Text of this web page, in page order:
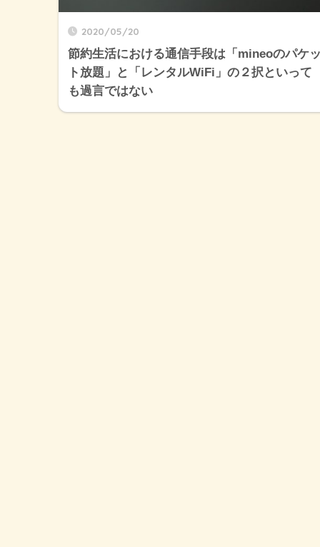
2020/05/20
節約生活における通信手段は「mineoのパケ
ト放題」と「レンタルWiFi」の２択といって
も過言ではない